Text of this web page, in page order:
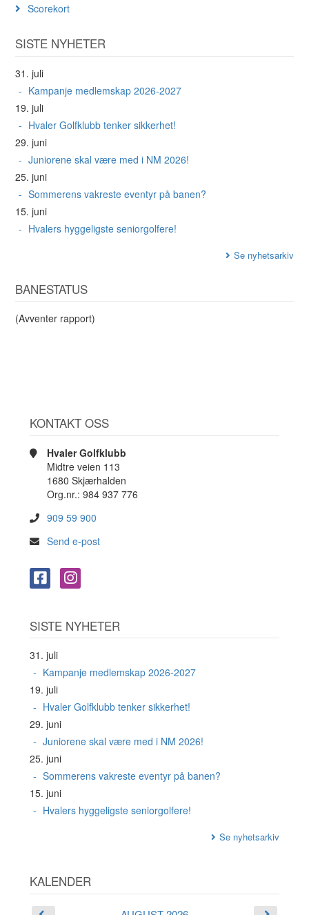
Scorekort
SISTE NYHETER
31. juli
Kampanje medlemskap 2026-2027
19. juli
Hvaler Golfklubb tenker sikkerhet!
29. juni
Juniorene skal være med i NM 2026!
25. juni
Sommerens vakreste eventyr på banen?
15. juni
Hvalers hyggeligste seniorgolfere!
Se nyhetsarkiv
BANESTATUS
(Avventer rapport)
KONTAKT OSS
Hvaler Golfklubb
Midtre veien 113
1680 Skjærhalden
Org.nr.: 984 937 776
909 59 900
Send e-post
SISTE NYHETER
31. juli
Kampanje medlemskap 2026-2027
19. juli
Hvaler Golfklubb tenker sikkerhet!
29. juni
Juniorene skal være med i NM 2026!
25. juni
Sommerens vakreste eventyr på banen?
15. juni
Hvalers hyggeligste seniorgolfere!
Se nyhetsarkiv
KALENDER